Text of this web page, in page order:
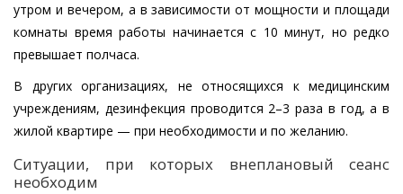
утром и вечером, а в зависимости от мощности и площади
комнаты время работы начинается с 10 минут, но редко
превышает полчаса.
В других организациях, не относящихся к медицинским
учреждениям, дезинфекция проводится 2–3 раза в год, а в
жилой квартире — при необходимости и по желанию.
Ситуации, при которых внеплановый сеанс
необходим